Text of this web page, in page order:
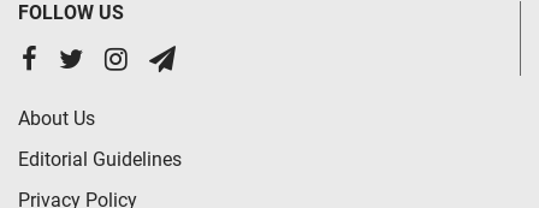
FOLLOW US
About Us
Editorial Guidelines
Privacy Policy